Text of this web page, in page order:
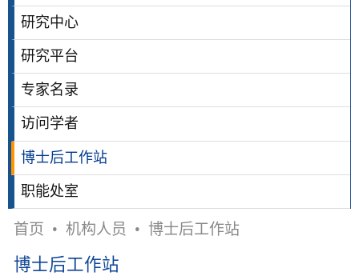
研究中心
研究平台
专家名录
访问学者
博士后工作站
职能处室
首页 • 机构人员 • 博士后工作站
博士后工作站